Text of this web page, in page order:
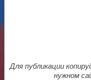
Для публикации
нужном